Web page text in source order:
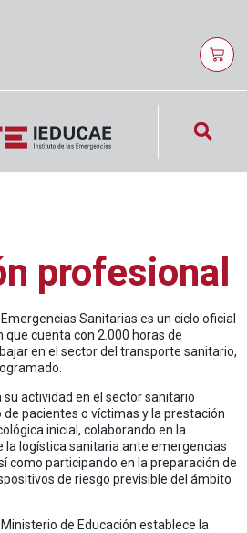
profesional
Sanitarias es un ciclo oficial
que cuenta con 2.000 horas de
en el sector del transporte sanitario,
actividad en el sector sanitario
pacientes o víctimas y la prestación
inicial, colaborando en la
la logística sanitaria ante emergencias
como participando en la preparación de
de riesgo previsible del ámbito
de Educación establece la